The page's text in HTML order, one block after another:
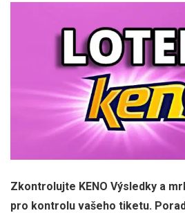
Zkontrolujte KENO Výsledky a
pro kontrolu vašeho tiketu.